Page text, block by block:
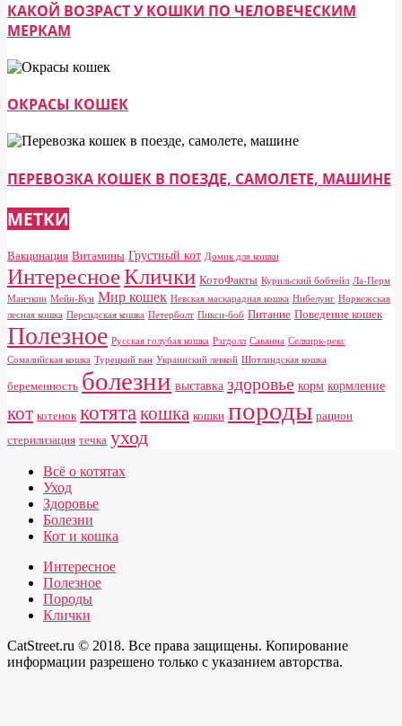
КАКОЙ ВОЗРАСТ У КОШКИ ПО ЧЕЛОВЕЧЕСКИМ
МЕРКАМ
ОКРАСЫ КОШЕК
ПЕРЕВОЗКА КОШЕК В ПОЕЗДЕ, САМОЛЕТЕ, МАШИНЕ
МЕТКИ
Вакцинация Витамины Грустный кот Домик для кошки
ИнтересноеКлички КотоФакты Курильский бобтейл Ла-Перм
Манчкин Мейн-Кун Мир кошек Невская маскарадная кошка Нибелунг Норвежская
лесная кошка Персидская кошка Петерболт Пикси-боб Питание Поведение кошек
Полезное Русская голубая кошка Рэгдолл Саванна Селкирк-рекс
Сомалийская кошка Турецкий ван Украинский левкой Шотландская кошка
беременность болезни выставка здоровье корм кормление
кот котенок котята кошка кошки породы рацион
стерилизация течка уход
Всё о котятах
Уход
Здоровье
Болезни
Кот и кошка
Интересное
Полезное
Породы
Клички
CatStreet.ru © 2018. Все права защищены. Копирование
информации разрешено только с указанием авторства.